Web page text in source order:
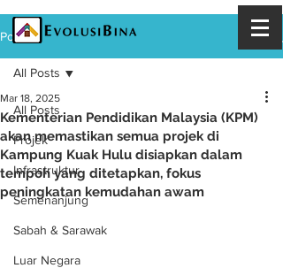
Post
All Posts
Projek
Infrastruktur
Semenanjung
Sabah & Sarawak
Luar Negara
All Posts
Kementerian Pendidikan Malaysia (KPM)
akan memastikan semua projek di
Kampung Kuak Hulu disiapkan dalam
tempoh yang ditetapkan, fokus
peningkatan kemudahan awam
Mar 18, 2025